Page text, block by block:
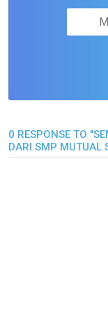
0 RESPONSE TO
DARI SMP MUTUAL